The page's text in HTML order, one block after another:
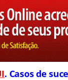
. Casos de